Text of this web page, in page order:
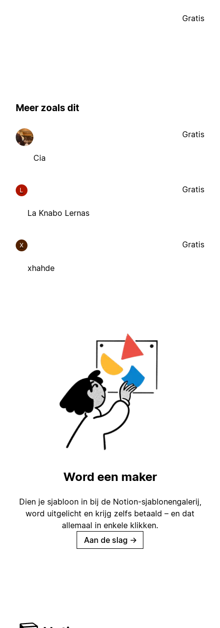
Gratis
Meer zoals dit
Cia
Gratis
L
La Knabo Lernas
Gratis
X
xhahde
Gratis
Word een maker
Dien je sjabloon in bij de Notion-sjablonengalerij,
word uitgelicht en krijg zelfs betaald – en dat
allemaal in enkele klikken.
Aan de slag →